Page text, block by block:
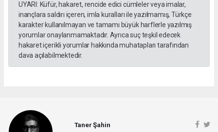
UYARI: Küfür, hakaret, rencide edici cümleler veya imalar,
inançlara saldırı içeren, imla kuralları ile yazılmamış, Türkçe
karakter kullanılmayan ve tamamı büyük harflerle yazılmış
yorumlar onaylanmamaktadır. Ayrıca suç teşkil edecek
hakaret içerikli yorumlar hakkında muhatapları tarafından
dava açılabilmektedir.
Taner Şahin